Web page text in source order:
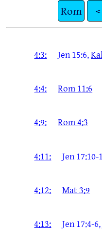
Rom
<
4:3: Jen 15:6,
4:4: Rom 11:6
4:9: Rom 4:3
4:11: Jen 17:10-
4:12: Mat 3:9
4:13: Jen 17:4-